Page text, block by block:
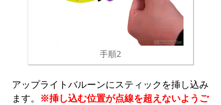
手順2
アップライトバルーンにスティックを挿し込み
ます。 ※挿し込む位置が点線を超えないようご